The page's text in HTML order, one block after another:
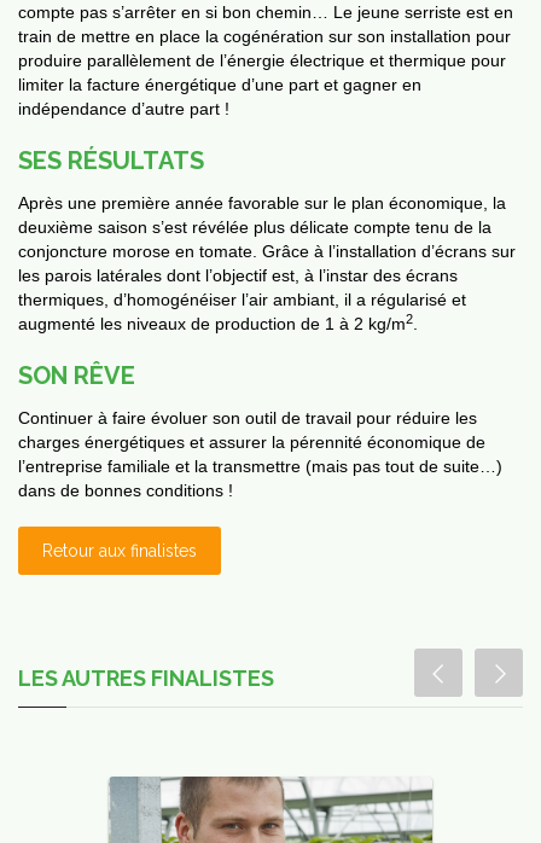
compte pas s’arrêter en si bon chemin… Le jeune serriste est en
train de mettre en place la cogénération sur son installation pour
produire parallèlement de l’énergie électrique et thermique pour
limiter la facture énergétique d’une part et gagner en
indépendance d’autre part !
SES RÉSULTATS
Après une première année favorable sur le plan économique, la
deuxième saison s’est révélée plus délicate compte tenu de la
conjoncture morose en tomate. Grâce à l’installation d’écrans sur
les parois latérales dont l’objectif est, à l’instar des écrans
thermiques, d’homogénéiser l’air ambiant, il a régularisé et
augmenté les niveaux de production de 1 à 2 kg/m2
SON RÊVE
Continuer à faire évoluer son outil de travail pour réduire les
charges énergétiques et assurer la pérennité économique de
l’entreprise familiale et la transmettre (mais pas tout de suite…)
dans de bonnes conditions !
Retour aux finalistes
LES AUTRES FINALISTES